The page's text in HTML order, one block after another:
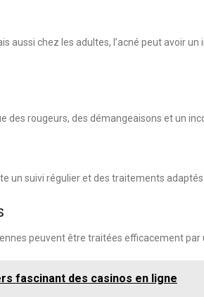
aussi chez les adultes, l’acné peut avoir
rougeurs, des démangeaisons et un
un suivi régulier et des traitements adaptés.
peuvent être traitées efficacement par
fascinant des casinos en ligne